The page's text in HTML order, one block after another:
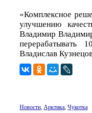
«Комплексное
улучшению
Владимир
перерабатывать
Владислав
Новости, Арктика, Чукотка